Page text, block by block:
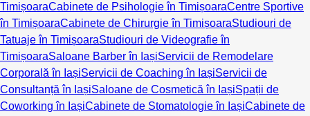
TimișoaraCabinete de Psihologie în TimișoaraCentre Sportive
în TimișoaraCabinete de Chirurgie în TimișoaraStudiouri de
Tatuaje în TimișoaraStudiouri de Videografie în
TimișoaraSaloane Barber în IașiServicii de Remodelare
Corporală în IașiServicii de Coaching în IașiServicii de
Consultanță în IașiSaloane de Cosmetică în IașiSpații de
Coworking în IașiCabinete de Stomatologie în IașiCabinete de